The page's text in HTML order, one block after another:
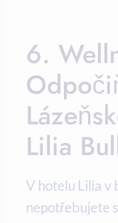
6.
Lilia
V hotelu Lilia v
nepotřebujete